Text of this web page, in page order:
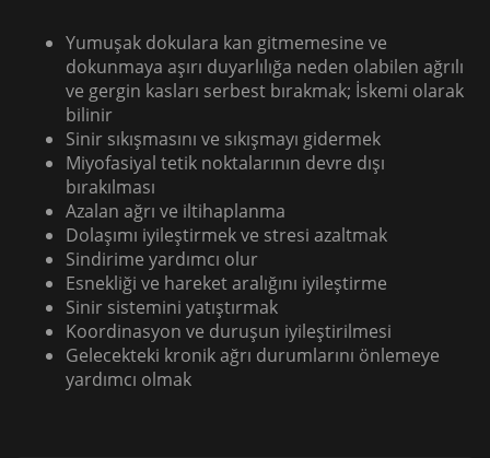
Yumuşak dokulara kan gitmemesine ve
dokunmaya aşırı duyarlılığa neden olabilen ağrılı
ve gergin kasları serbest bırakmak; İskemi olarak
bilinir
Sinir sıkışmasını ve sıkışmayı gidermek
Miyofasiyal tetik noktalarının devre dışı
bırakılması
Azalan ağrı ve iltihaplanma
Dolaşımı iyileştirmek ve stresi azaltmak
Sindirime yardımcı olur
Esnekliği ve hareket aralığını iyileştirme
Sinir sistemini yatıştırmak
Koordinasyon ve duruşun iyileştirilmesi
Gelecekteki kronik ağrı durumlarını önlemeye
yardımcı olmak